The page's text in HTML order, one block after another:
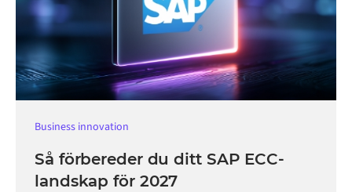
Business innovation
Så förbereder du ditt SAP ECC-
landskap för 2027